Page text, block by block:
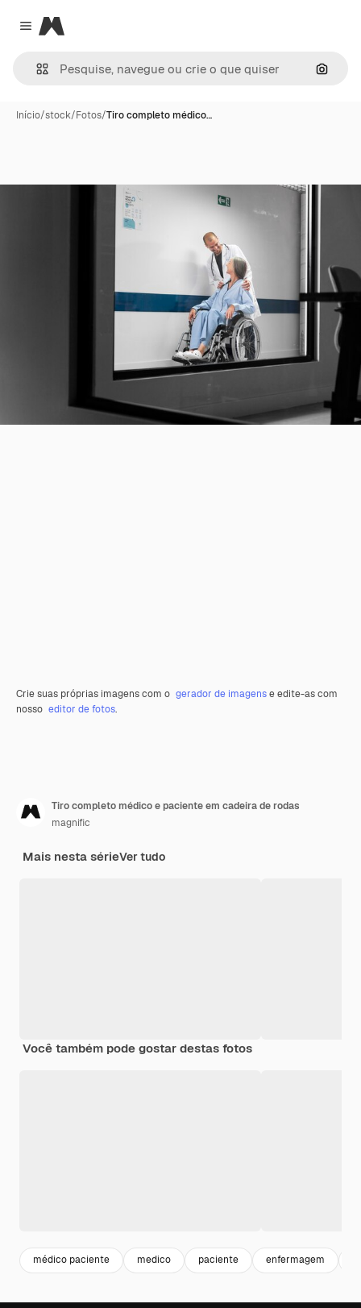
Close menu
Magnific
Início/stock/Fotos/Tiro completo médico…
Crie suas próprias imagens com o gerador de imagense edite-as com
nosso editor de fotos.
Tiro completo médico e paciente em cadeira de rodas
magnific
Mais nesta sérieVer tudo
Você também pode gostar destas fotos
médico paciente medico paciente enfermagem